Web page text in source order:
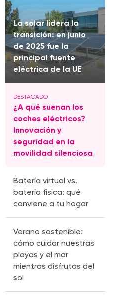
La solar lidera la
transición: en junio
de 2025 fue la
principal fuente
eléctrica de la UE
¿A qué suenan los
coches eléctricos?
Innovación y
seguridad en la
movilidad silenciosa
Batería virtual vs.
batería física: qué
conviene a tu hogar
Verano sostenible:
cómo cuidar nuestras
playas y el mar
mientras disfrutas del
sol